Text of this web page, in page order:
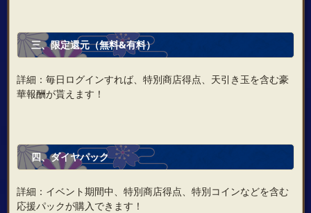
三、限定還元（無料&有料）
詳細：毎日ログインすれば、特別商店得点、天引き玉を含む豪
華報酬が貰えます！
四、ダイヤパック
詳細：イベント期間中、特別商店得点、特別コインなどを含む
応援パックが購入できます！